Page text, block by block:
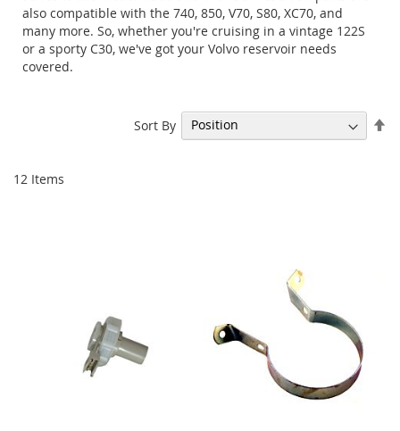
also compatible with the 740, 850, V70, S80, XC70, and
many more. So, whether you're cruising in a vintage 122S
or a sporty C30, we've got your Volvo reservoir needs
covered.
12 Items
Sort By